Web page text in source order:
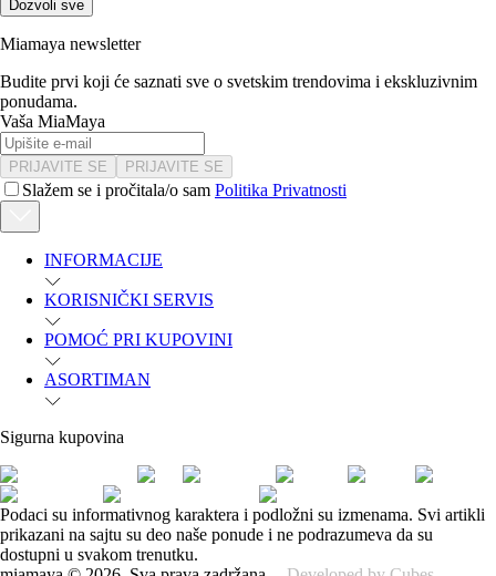
Dozvoli sve
Miamaya newsletter
Budite prvi koji će saznati sve o svetskim trendovima i ekskluzivnim
ponudama.
Vaša MiaMaya
PRIJAVITE SE PRIJAVITE SE
Slažem se i pročitala/o sam Politika Privatnosti
INFORMACIJE
KORISNIČKI SERVIS
POMOĆ PRI KUPOVINI
ASORTIMAN
Sigurna kupovina
Podaci su informativnog karaktera i podložni su izmenama. Svi artikli
prikazani na sajtu su deo naše ponude i ne podrazumeva da su
dostupni u svakom trenutku.